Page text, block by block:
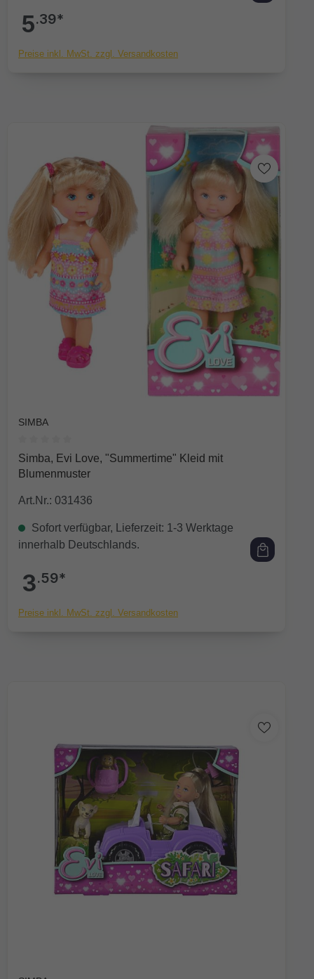
5.39*
Preise inkl. MwSt. zzgl. Versandkosten
SIMBA
Durchschnittliche Bewertung von 0 von 5 Sternen
Simba, Evi Love, "Summertime" Kleid mit
Blumenmuster
Art.Nr.: 031436
Sofort verfügbar, Lieferzeit: 1-3 Werktage
innerhalb Deutschlands.
3.59*
Preise inkl. MwSt. zzgl. Versandkosten